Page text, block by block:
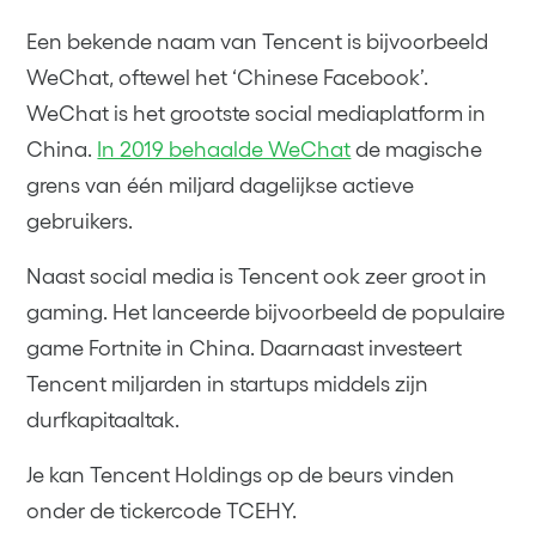
Een bekende naam van Tencent is bijvoorbeeld
WeChat, oftewel het ‘Chinese Facebook’.
WeChat is het grootste social mediaplatform in
China. In 2019 behaalde WeChat de magische
grens van één miljard dagelijkse actieve
gebruikers.
Naast social media is Tencent ook zeer groot in
gaming. Het lanceerde bijvoorbeeld de populaire
game Fortnite in China. Daarnaast investeert
Tencent miljarden in startups middels zijn
durfkapitaaltak.
Je kan Tencent Holdings op de beurs vinden
onder de tickercode TCEHY.